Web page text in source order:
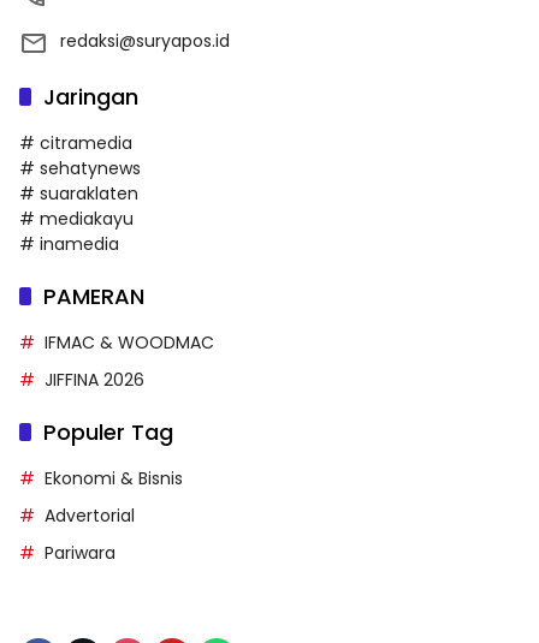
redaksi@suryapos.id
Jaringan
# citramedia
# sehatynews
# suaraklaten
# mediakayu
# inamedia
PAMERAN
IFMAC & WOODMAC
JIFFINA 2026
Populer Tag
Ekonomi & Bisnis
Advertorial
Pariwara